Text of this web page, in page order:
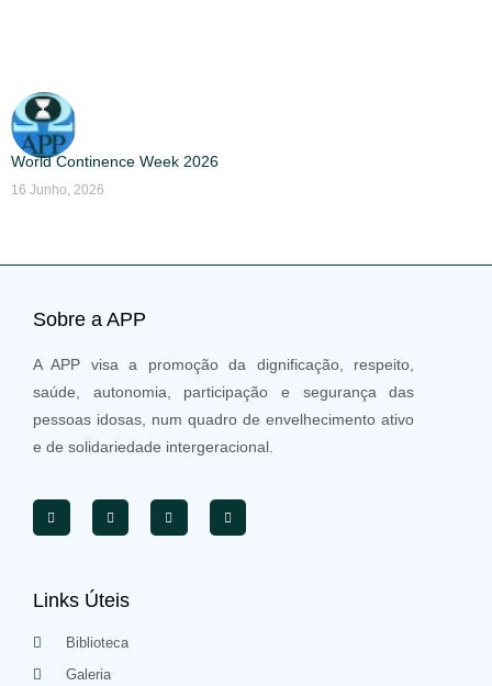
World Continence Week 2026
16 Junho, 2026
Sobre a APP
A APP visa a promoção da dignificação, respeito,
saúde, autonomia, participação e segurança das
pessoas idosas, num quadro de envelhecimento ativo
e de solidariedade intergeracional.
Links Úteis
Biblioteca
Galeria